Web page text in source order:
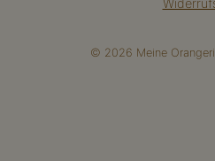
© 2026 Meine